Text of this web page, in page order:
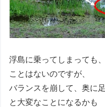
浮島に乗ってしまっても
ことはないのですが、
バランスを崩して、奥に
と大変なことになるかも